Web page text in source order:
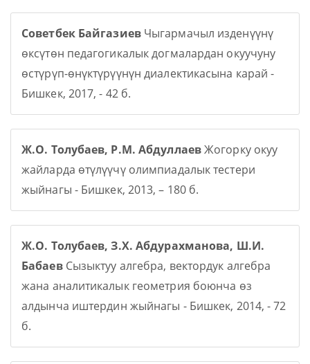
Советбек БайгазиевЧыгармачыл изденүүнү
өксүтөн педагогикалык догмалардан окуучуну
өстүрүп-өнүктүрүүнүн диалектикасына карай -
Бишкек, 2017, - 42 б.
Ж.О. Толубаев, Р.М. АбдуллаевЖогорку окуу
жайларда өтүлүүчү олимпиадалык тестери
жыйнагы - Бишкек, 2013, – 180 б.
Ж.О. Толубаев, З.Х. Абдурахманова, Ш.И.
БабаевСызыктуу алгебра, вектордук алгебра
жана аналитикалык геометрия боюнча өз
алдынча иштердин жыйнагы - Бишкек, 2014, - 72
б.